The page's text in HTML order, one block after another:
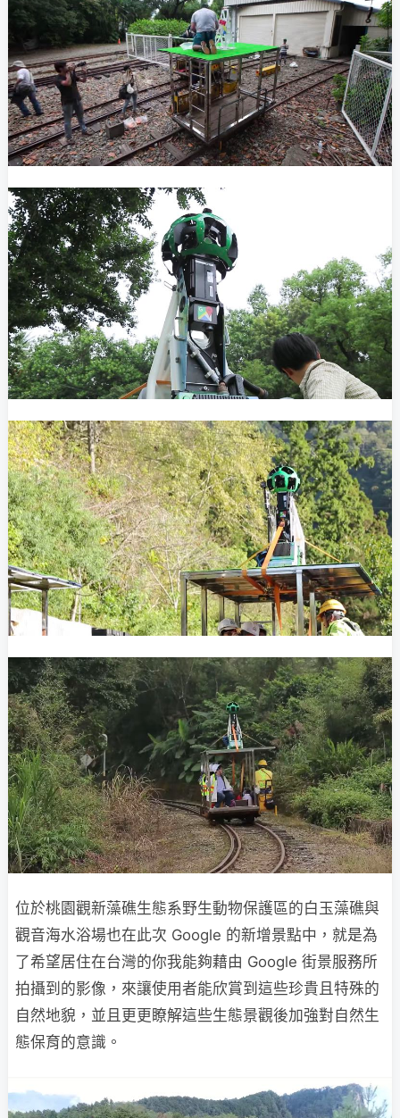
位於桃園觀新藻礁生態系野生動物保護區的白玉藻礁與
觀音海水浴場也在此次 Google 的新增景點中，就是為
了希望居住在台灣的你我能夠藉由 Google 街景服務所
拍攝到的影像，來讓使用者能欣賞到這些珍貴且特殊的
自然地貌，並且更更瞭解這些生態景觀後加強對自然生
態保育的意識。